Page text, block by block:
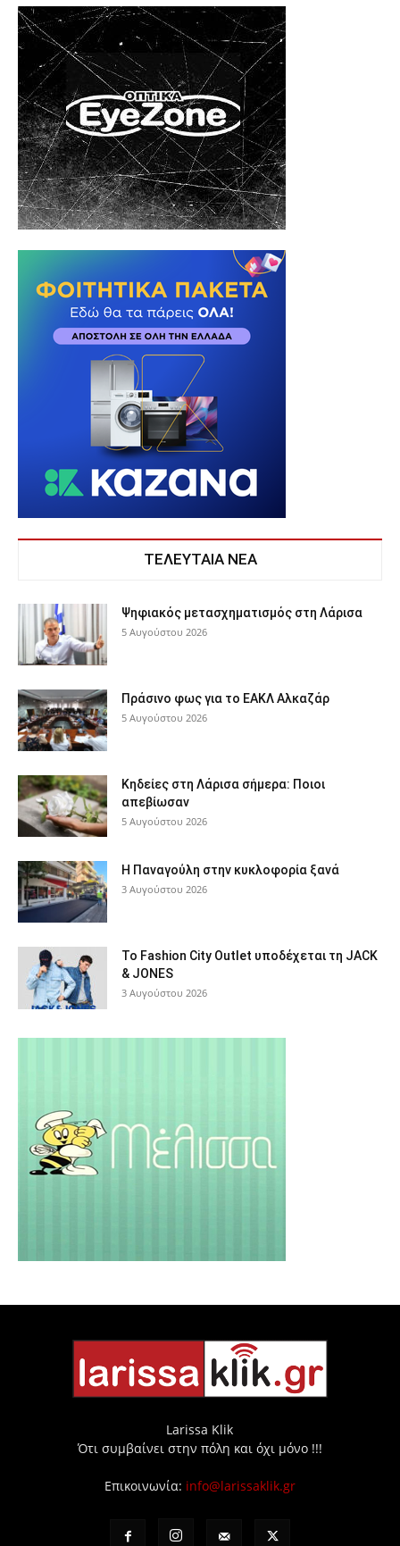
ΤΕΛΕΥΤΑΙΑ ΝΕΑ
Ψηφιακός μετασχηματισμός στη Λάρισα
5 Αυγούστου 2026
Πράσινο φως για το ΕΑΚΛ Αλκαζάρ
5 Αυγούστου 2026
Κηδείες στη Λάρισα σήμερα: Ποιοι
απεβίωσαν
5 Αυγούστου 2026
Η Παναγούλη στην κυκλοφορία ξανά
3 Αυγούστου 2026
Το Fashion City Outlet υποδέχεται τη JACK
& JONES
3 Αυγούστου 2026
Larissa Klik
Ότι συμβαίνει στην πόλη και όχι μόνο !!!
Επικοινωνία: info@larissaklik.gr